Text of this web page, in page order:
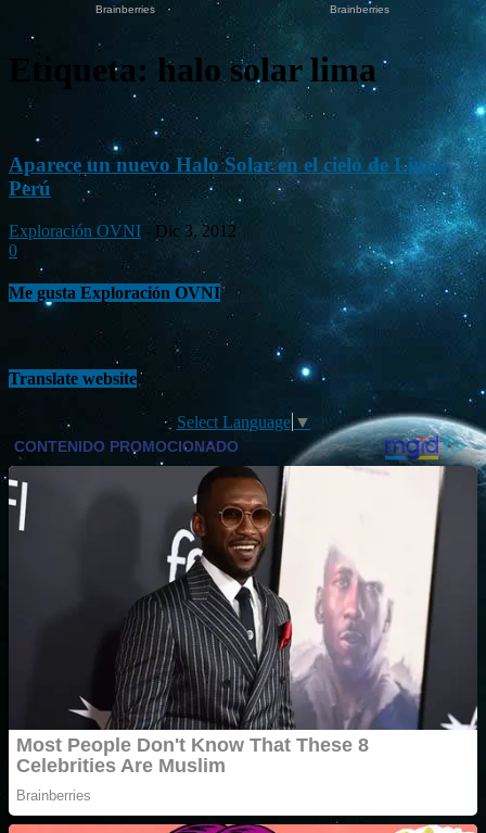
Etiqueta: halo solar lima
Aparece un nuevo Halo Solar en el cielo de Lima,
Perú
Exploración OVNI - Dic 3, 2012
0
Me gusta Exploración OVNI
Translate website
Select Language ▼